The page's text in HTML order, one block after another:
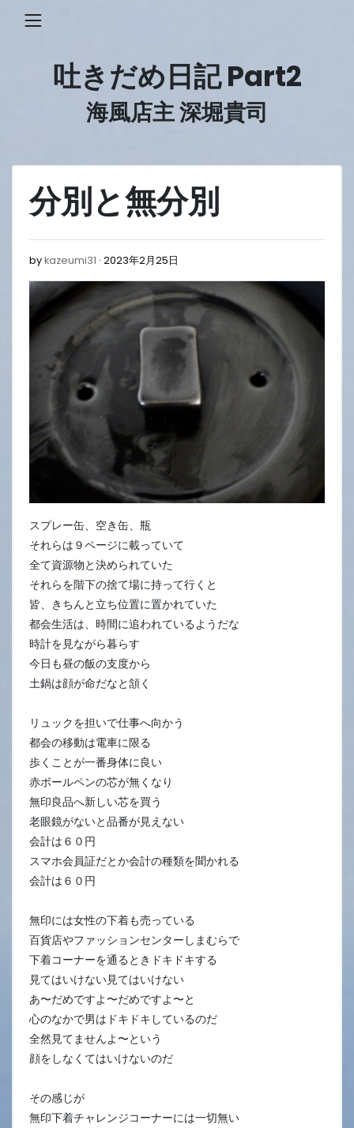
吐きだめ日記 Part2
海風店主 深堀貴司
分別と無分別
bykazeumi31 2023年2月25日
2
月
25
日
スプレー缶、空き缶、瓶
それらは９ページに載っていて
全て資源物と決められていた
それらを階下の捨て場に持って行くと
皆、きちんと立ち位置に置かれていた
都会生活は、時間に追われているようだな
時計を見ながら暮らす
今日も昼の飯の支度から
土鍋は顔が命だなと頷く
リュックを担いで仕事へ向かう
都会の移動は電車に限る
歩くことが一番身体に良い
赤ボールペンの芯が無くなり
無印良品へ新しい芯を買う
老眼鏡がないと品番が見えない
会計は６０円
スマホ会員証だとか会計の種類を聞かれる
会計は６０円
無印には女性の下着も売っている
百貨店やファッションセンターしまむらで
下着コーナーを通るときドキドキする
見てはいけない見てはいけない
あ〜だめですよ〜だめですよ〜と
心のなかで男はドキドキしているのだ
全然見てませんよ〜という
顔をしなくてはいけないのだ
その感じが
無印下着チャレンジコーナーには一切無い